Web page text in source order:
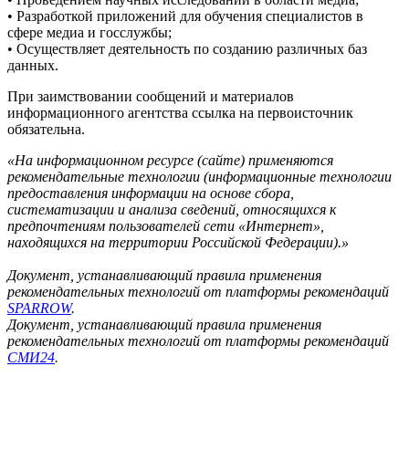
• Разработкой приложений для обучения специалистов в
сфере медиа и госслужбы;
• Осуществляет деятельность по созданию различных баз
данных.
При заимствовании сообщений и материалов
информационного агентства ссылка на первоисточник
обязательна.
«На информационном ресурсе (сайте) применяются
рекомендательные технологии (информационные технологии
предоставления информации на основе сбора,
систематизации и анализа сведений, относящихся к
предпочтениям пользователей сети «Интернет»,
находящихся на территории Российской Федерации).»
Документ, устанавливающий правила применения
рекомендательных технологий от платформы рекомендаций
SPARROW.
Документ, устанавливающий правила применения
рекомендательных технологий от платформы рекомендаций
СМИ24.